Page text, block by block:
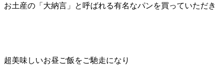
お土産の「大納言」と呼ばれる有名なパンを買っていただき
超美味しいお昼ご飯をご馳走になり